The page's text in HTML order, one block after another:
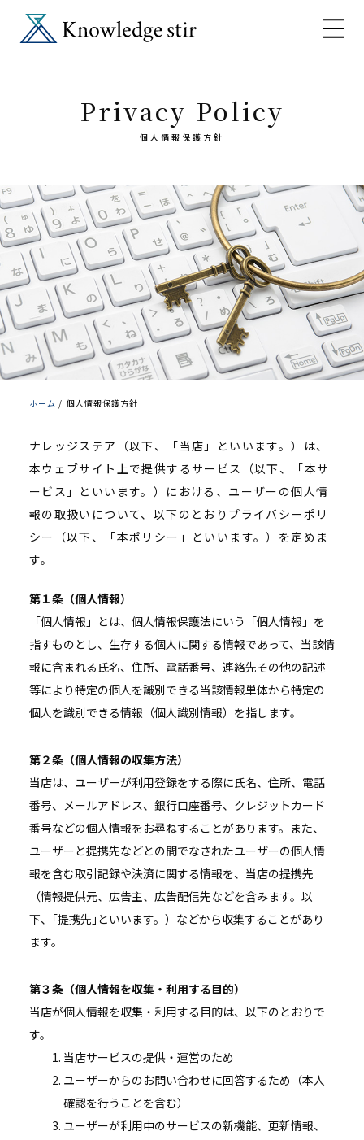
Privacy Policy
個人情報保護方針
ホーム / 個人情報保護方針
ナレッジステア（以下、「当店」といいます。）は、
本ウェブサイト上で提供するサービス（以下、「本サ
ービス」といいます。）における、ユーザーの個人情
報の取扱いについて、以下のとおりプライバシーポリ
シー（以下、「本ポリシー」といいます。）を定めま
す。
第１条（個人情報）
「個人情報」とは、個人情報保護法にいう「個人情報」を
指すものとし、生存する個人に関する情報であって、当該情
報に含まれる氏名、住所、電話番号、連絡先その他の記述
等により特定の個人を識別できる当該情報単体から特定の
個人を識別できる情報（個人識別情報）を指します。
第２条（個人情報の収集方法）
当店は、ユーザーが利用登録をする際に氏名、住所、電話
番号、メールアドレス、銀行口座番号、クレジットカード
番号などの個人情報をお尋ねすることがあります。また、
ユーザーと提携先などとの間でなされたユーザーの個人情
報を含む取引記録や決済に関する情報を、当店の提携先
（情報提供元、広告主、広告配信先などを含みます。以
下、｢提携先｣といいます。）などから収集することがあり
ます。
第３条（個人情報を収集・利用する目的）
当店が個人情報を収集・利用する目的は、以下のとおりで
す。
当店サービスの提供・運営のため
ユーザーからのお問い合わせに回答するため（本人
確認を行うことを含む）
ユーザーが利用中のサービスの新機能、更新情報、